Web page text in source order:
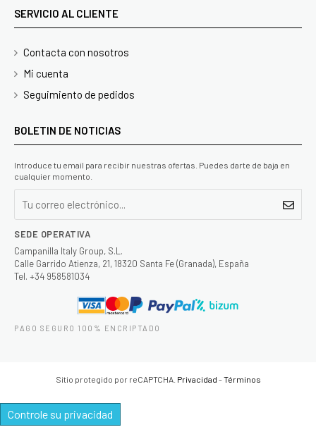
SERVICIO AL CLIENTE
Contacta con nosotros
Mi cuenta
Seguimiento de pedidos
BOLETIN DE NOTICIAS
Introduce tu email para recibir nuestras ofertas. Puedes darte de baja en
cualquier momento.
SEDE OPERATIVA
Campanilla Italy Group, S.L.
Calle Garrido Atienza, 21, 18320 Santa Fe (Granada), España
Tel. +34 958581034
PAGO SEGURO 100% ENCRIPTADO
Sitio protegido por reCAPTCHA. Privacidad -Términos
Controle su privacidad